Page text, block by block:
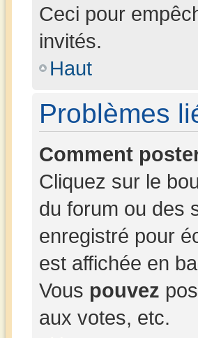
Ceci pour
invités.
Haut
Problèmes
Comment
Cliquez sur le
du forum ou des
enregistré pour
est affichée en
Vous pouvez
aux votes, etc.